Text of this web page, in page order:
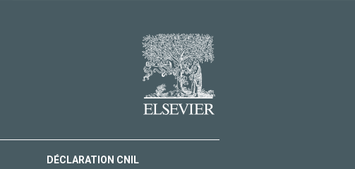
DÉCLARATION CNIL